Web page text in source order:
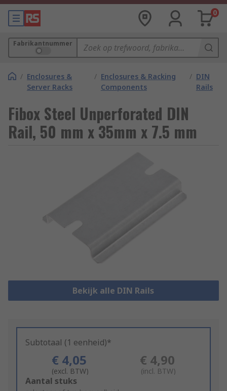
0
Fabrikantnummer
/ Enclosures &
Server Racks
/ Enclosures & Racking
Components
/ DIN
Rails
Fibox Steel Unperforated DIN
Rail, 50 mm x 35mm x 7.5 mm
Bekijk alle DIN Rails
Subtotaal (1 eenheid)*
€ 4,05
(excl. BTW)
€ 4,90
(incl. BTW)
Add
Aantal stuks